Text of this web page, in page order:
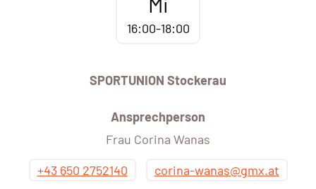
16:00-18:00
SPORTUNION Stockerau
Ansprechperson
Frau Corina Wanas
+43 650 2752140
corina-wanas@gmx.at